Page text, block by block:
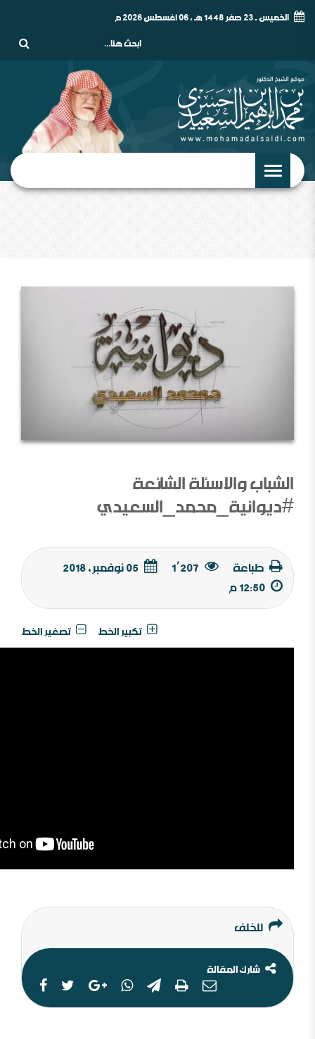
الخميس - 23 صفر 1448 هـ , 06 أغسطس 2026 م
الشباب والاسئلة الشائعة
#ديوانية_محمد_السعيدي
طباعة 1٬207
تكبير الخط تصغير الخط
للخلف
شارك المقالة